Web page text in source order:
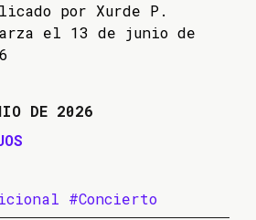
por Xurde P.
el 13 de junio de
DE 2026
#Concierto